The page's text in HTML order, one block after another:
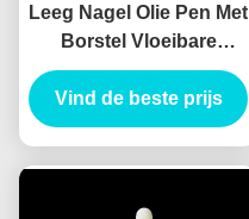
Leeg Nagel Olie Pen Met
Borstel Vloeibare
Foundation Hervulbare
Flessen 2 ml 4 ml
Haarfollikel Voeding
Vind de beste prijs